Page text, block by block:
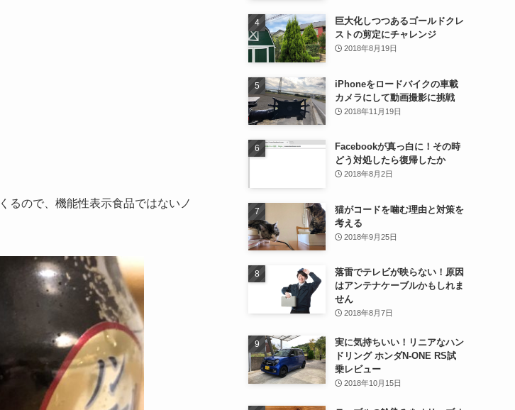
るので、機能性表示食品ではないノ
巨大化しつつあるゴールドクレ
ストの剪定にチャレンジ
2018年8月19日
iPhoneをロードバイクの車載
カメラにして動画撮影に挑戦
2018年11月19日
Facebookが真っ白に！その時
どう対処したら復帰したか
2018年8月2日
猫がコードを噛む理由と対策を
考える
2018年9月25日
落雷でテレビが映らない！原因
はアンテナケーブルかもしれま
せん
2018年8月7日
実に気持ちいい！リニアなハン
ドリング ホンダN-ONE RS試
乗レビュー
2018年10月15日